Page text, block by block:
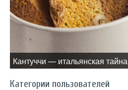
Кантуччи — итальянская тайна
Категории пользователей